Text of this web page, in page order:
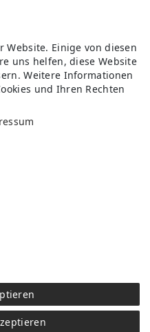
Website. Einige von diesen
uns helfen, diese Website
Weitere Informationen
und Ihren Rechten